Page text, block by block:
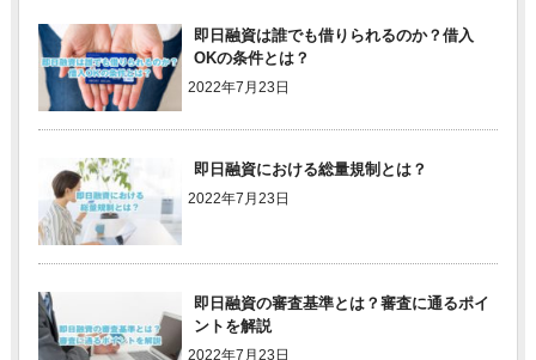
即日融資は誰でも借りられるのか？借入
OKの条件とは？
2022年7月23日
即日融資における総量規制とは？
2022年7月23日
即日融資の審査基準とは？審査に通るポイ
ントを解説
2022年7月23日